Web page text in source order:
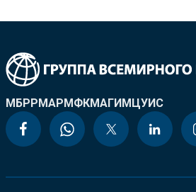
МБРРМАРМФКМАГИМЦУИС